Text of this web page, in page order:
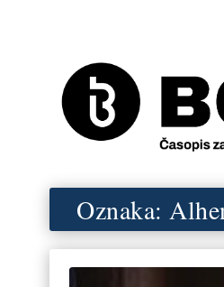
Oznaka: